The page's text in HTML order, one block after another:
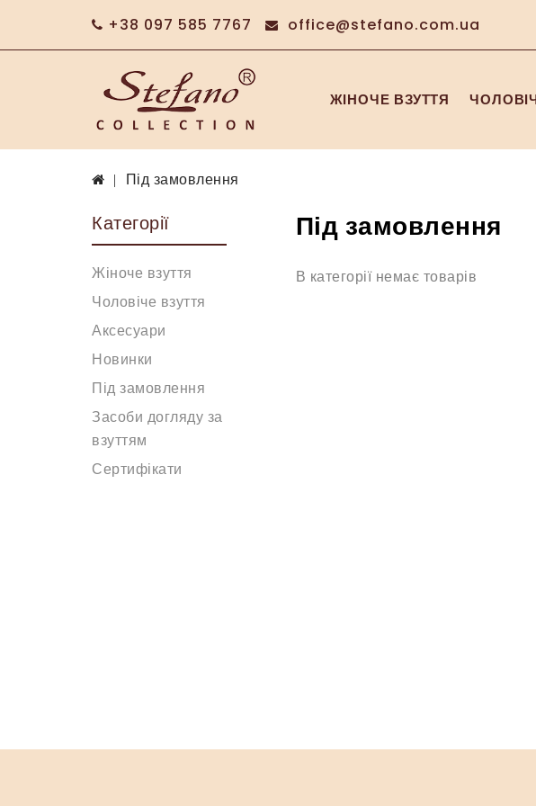
+38 097 585 7767 office@stefano.com.ua
ЖІНОЧЕ ВЗУТТЯ
Під замовлення
Категорії
Жіноче взуття
Чоловіче взуття
Аксесуари
Новинки
Під замовлення
Засоби догляду за
взуттям
Сертифікати
Під замовлення
В категорії немає товарів